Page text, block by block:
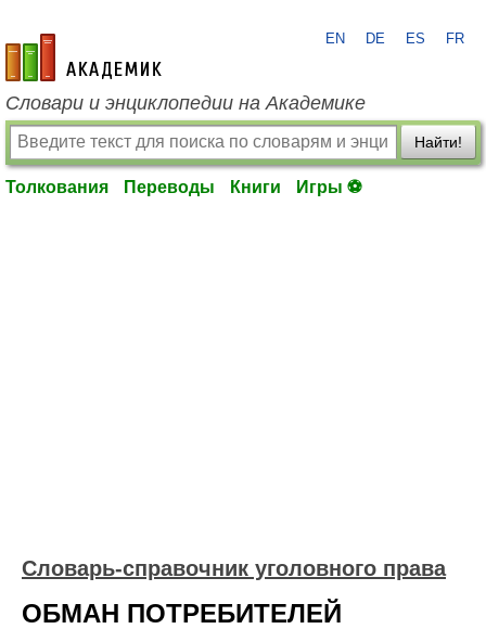
academic.ru
EN DE ES FR
Словари и энциклопедии на Академике
Найти!
Толкования Переводы Книги Игры ⚽
Словарь-справочник уголовного права
ОБМАН ПОТРЕБИТЕЛЕЙ